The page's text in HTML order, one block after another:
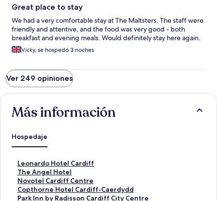
Great place to stay
We had a very comfortable stay at The Maltsters. The staff were
friendly and attentive, and the food was very good - both
breakfast and evening meals. Would definitely stay here again.
Vicky, se hospedó 3 noches
Ver 249 opiniones
Más información
Hospedaje
Leonardo Hotel Cardiff
E
n
l
a
c
The Angel Hotel
E
n
l
a
Novotel Cardiff Centre
E
n
l
Copthorne Hotel Cardiff-Caerdydd
E
n
Park Inn by Radisson Cardiff City Centre
E